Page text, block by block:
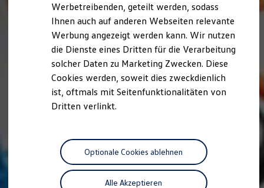
Werbetreibenden, geteilt werden, sodass
Ihnen auch auf anderen Webseiten relevante
Werbung angezeigt werden kann. Wir nutzen
die Dienste eines Dritten für die Verarbeitung
solcher Daten zu Marketing Zwecken. Diese
Cookies werden, soweit dies zweckdienlich
ist, oftmals mit Seitenfunktionalitäten von
Dritten verlinkt.
Alle Akzeptieren
Optionale Cookies ablehnen